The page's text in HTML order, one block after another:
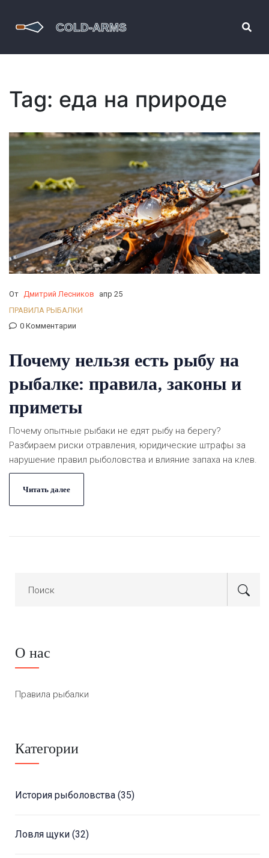
Tag: еда на природе
От Дмитрий Лесников
апр 25
ПРАВИЛА РЫБАЛКИ
0 Комментарии
Почему нельзя есть рыбу на
рыбалке: правила, законы и
приметы
Почему опытные рыбаки не едят рыбу на берегу?
Разбираем риски отравления, юридические штрафы за
нарушение правил рыболовства и влияние запаха на клев.
Читать далее
О нас
Правила рыбалки
Категории
История рыболовства (35)
Ловля щуки (32)